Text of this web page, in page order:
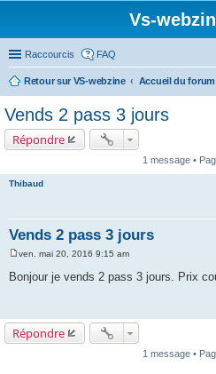
Vs-
Raccourcis FAQ
Retour sur VS-webzine Accueil du forum
Vends 2 pass 3 jours
Répondre
1 message •
Thibaud
Vends 2 pass 3 jours
s
e
ven. mai 20, 2016 9:15 am
Bonjour je vends 2 pass 3 jours. Prix
Répondre
1 message •